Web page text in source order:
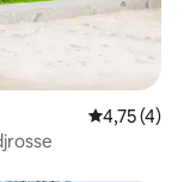
4,75 de
4,75 (4)